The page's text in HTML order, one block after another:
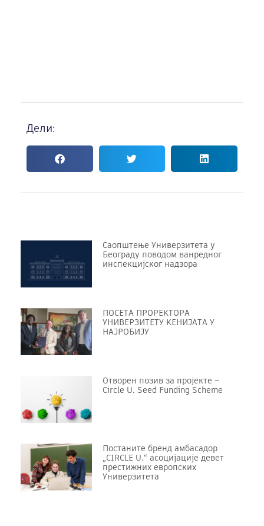
Дели:
Саопштење Универзитета у
Београду поводом ванредног
инспекцијског надзора
ПОСЕТА ПРОРЕKТОРА
УНИВЕРЗИТЕТУ KЕНИЈАТА У
НАЈРОБИЈУ
Отворен позив за пројекте –
Circle U. Seed Funding Scheme
Постаните бренд амбасадор
„CIRCLE U.“ асоцијације девет
престижних европских
Универзитета